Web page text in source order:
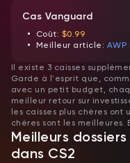
Cas Vanguard
Coût: $0.99
Meilleur article: AWP
Il existe 3 caisses
Garde à l'esprit que,
avec un petit budget,
meilleur retour sur
les caisses plus chères ont
chères sont les meilleures.
Meilleurs
dans CS2